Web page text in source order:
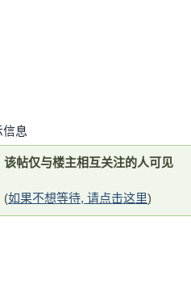
信息
该帖仅与楼主相互关注的人可见
(如果不想等待, 请点击这里)